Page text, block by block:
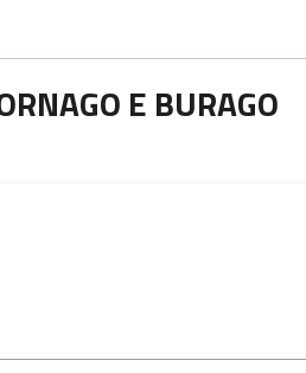
E BURAGO